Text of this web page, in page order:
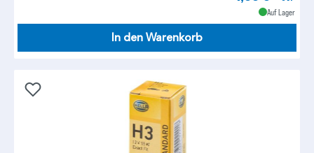
Auf Lager
In den Warenkorb